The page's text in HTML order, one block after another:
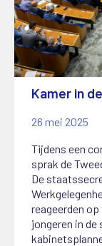
Kamer in
26 mei 2025
Tijdens een
sprak de
De
reageerden
jongeren in de